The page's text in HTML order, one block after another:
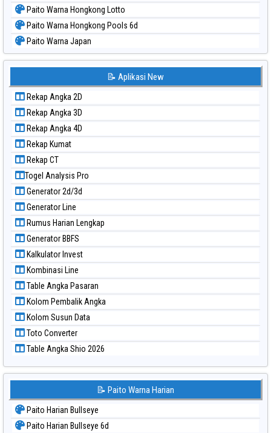
Paito Warna Hongkong Lotto
Paito Warna Hongkong Pools 6d
Paito Warna Japan
Paito Warna Japan 6d
Paito Warna Kuda Lari
Paito Warna Magnum Cambodia
Paito Warna Nagoya
Paito Warna New York Midday
Paito Warna North Carolina Day
Paito Warna Pcso
Paito Warna Pennsylvania Day
Paito Warna Sao Paulo
Paito Warna Singapore
Paito Warna Sydney
Paito Warna Sydney Lottery
Paito Warna Sydney Lottery 6d
Paito Warna Sydney Lotto
Paito Warna Sydney Pools 6d
Paito Warna Taipei
Paito Warna Taiwan
📝 Aplikasi New
Rekap Angka 2D
Rekap Angka 3D
Rekap Angka 4D
Rekap Kumat
Rekap CT
Togel Analysis Pro
Generator 2d/3d
Generator Line
Rumus Harian Lengkap
Generator BBFS
Kalkulator Invest
Kombinasi Line
Table Angka Pasaran
Kolom Pembalik Angka
Kolom Susun Data
Toto Converter
Table Angka Shio 2026
📝 Paito Warna Harian
Paito Harian Bullseye
Paito Harian Bullseye 6d